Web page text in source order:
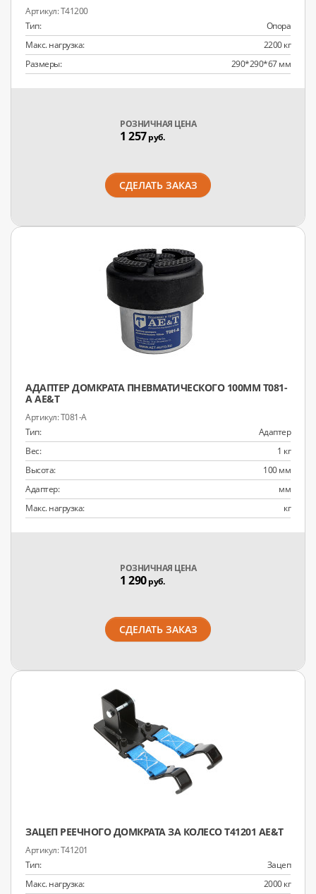
T41200
Тип:
Опора
Макс. нагрузка:
2200 кг
Размеры:
290*290*67 мм
РОЗНИЧНАЯ ЦЕНА
1 257руб.
СДЕЛАТЬ ЗАКАЗ
АДАПТЕР ДОМКРАТА ПНЕВМАТИЧЕСКОГО 100ММ T081-
A AE&T
T081-A
Тип:
Адаптер
Вес:
1 кг
Высота:
100 мм
Адаптер:
мм
Макс. нагрузка:
кг
РОЗНИЧНАЯ ЦЕНА
1 290руб.
СДЕЛАТЬ ЗАКАЗ
ЗАЦЕП РЕЕЧНОГО ДОМКРАТА ЗА КОЛЕСО T41201 AE&T
T41201
Тип:
Зацеп
Макс. нагрузка:
2000 кг